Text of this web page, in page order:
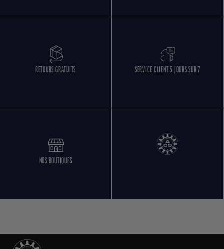
RETOURS GRATUITS SERVICE CLIENT 5 JOURS SUR 7
NOS BOUTIQUES